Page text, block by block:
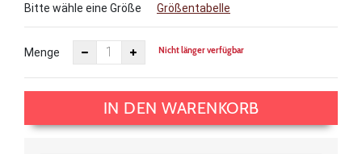
Bitte wähle eine Größe
Größentabelle
Menge Nicht länger verfügbar
IN DEN WARENKORB